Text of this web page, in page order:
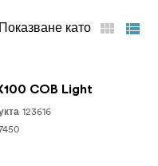
Показване като
COB Light
123616